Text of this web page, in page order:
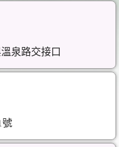
泉路交接口
號